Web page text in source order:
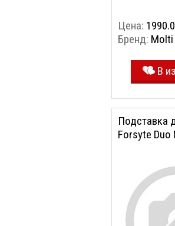
Цена:
Бренд: Molti
В
Подставка
Forsyte Duo